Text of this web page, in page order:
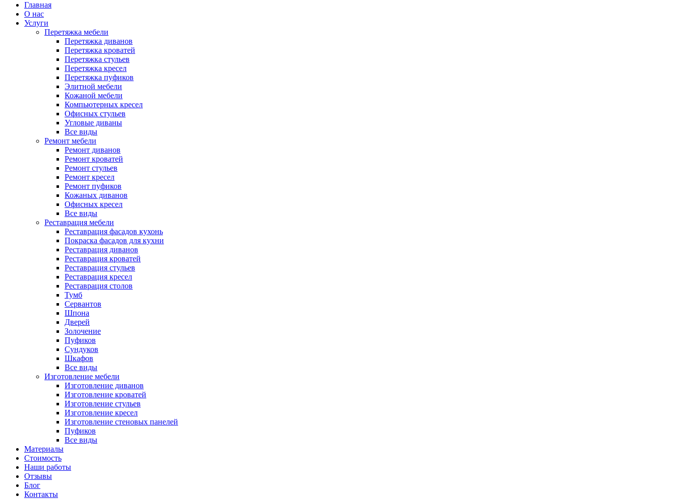
Главная
О нас
Услуги
Перетяжка мебели
Перетяжка диванов
Перетяжка кроватей
Перетяжка стульев
Перетяжка кресел
Перетяжка пуфиков
Элитной мебели
Кожаной мебели
Компьютерных кресел
Офисных стульев
Угловые диваны
Все виды
Ремонт мебели
Ремонт диванов
Ремонт кроватей
Ремонт стульев
Ремонт кресел
Ремонт пуфиков
Кожаных диванов
Офисных кресел
Все виды
Реставрация мебели
Реставрация фасадов кухонь
Покраска фасадов для кухни
Реставрация диванов
Реставрация кроватей
Реставрация стульев
Реставрация кресел
Реставрация столов
Тумб
Сервантов
Шпона
Дверей
Золочение
Пуфиков
Сундуков
Шкафов
Все виды
Изготовление мебели
Изготовление диванов
Изготовление кроватей
Изготовление стульев
Изготовление кресел
Изготовление стеновых панелей
Пуфиков
Все виды
Материалы
Стоимость
Наши работы
Отзывы
Блог
Контакты